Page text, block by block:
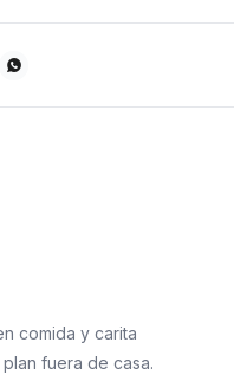

comida y carita
fuera de casa.